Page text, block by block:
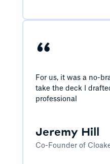
“
For us, it was a no-
take the deck I
professional
Jeremy Hill
Co-Founder of